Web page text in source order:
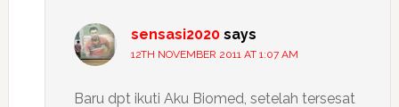
sensasi2020 says
12TH NOVEMBER 2011 AT 1:07 AM
Baru dpt ikuti Aku Biomed, setelah tersesat